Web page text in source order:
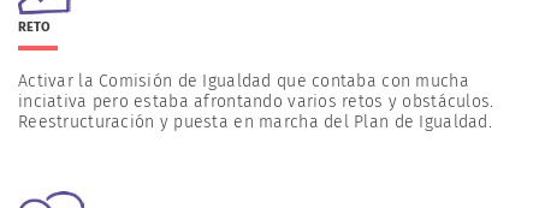
RETO
Activar la Comisión de Igualdad que contaba con mucha
inciativa pero estaba afrontando varios retos y obstáculos.
Reestructuración y puesta en marcha del Plan de Igualdad.